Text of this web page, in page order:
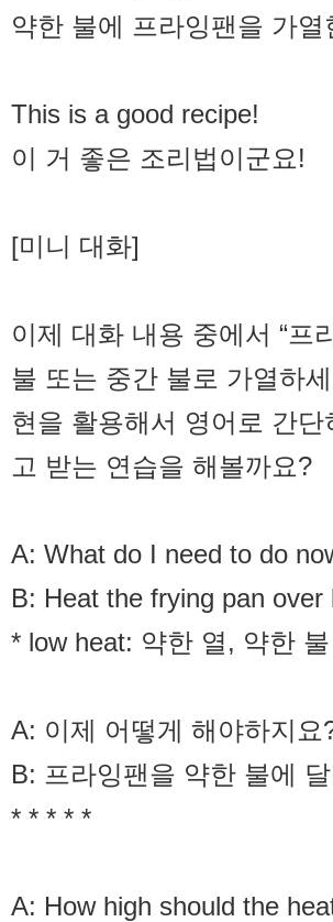
약한 불에 프라잉팬을 가
This is a good recipe!
이 거 좋은 조리법이군요!
[미니 대화]
이제 대화 내용 중에서 “프
불 또는 중간 불로 가열하
현을 활용해서 영어로 간단
고 받는 연습을 해볼까요?
A: What do I need to do
B: Heat the frying pan over
* low heat: 약한 열, 약한 불
A: 이제 어떻게 해야하지요
B: 프라잉팬을 약한 불에
* * * * *
A: How high should the